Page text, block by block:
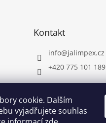
cookie. Dalším
vyjadřujete souhlas
Kontakt
info@jalimpex.cz
+420 775 101 189